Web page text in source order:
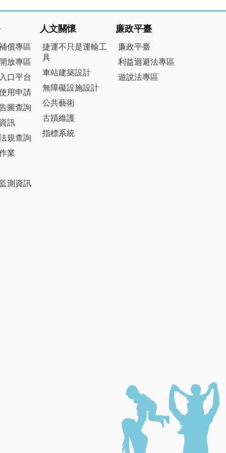
償專區
放專區
口平台
用申請
圖查詢
訊
規查詢
業
測資訊
人文關懷
捷運不只是運輸工
具
車站建築設計
無障礙設施設計
公共藝術
古蹟維護
指標系統
廉政平臺
廉政平臺
利益迴避法專區
遊說法專區